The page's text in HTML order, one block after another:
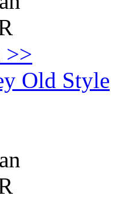
>>
Old Style